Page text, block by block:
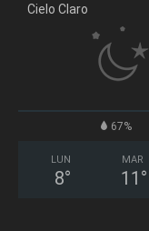
Cielo Claro
67%
LUN
8°
MAR
11 °